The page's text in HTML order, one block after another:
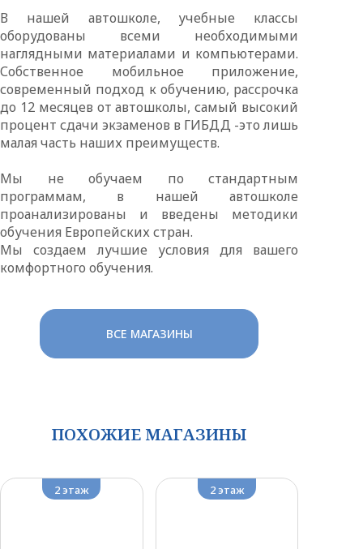
В нашей автошколе, учебные классы
оборудованы всеми необходимыми
наглядными материалами и компьютерами.
Собственное мобильное приложение,
современный подход к обучению, рассрочка
до 12 месяцев от автошколы, самый высокий
процент сдачи экзаменов в ГИБДД -это лишь
малая часть наших преимуществ.
Мы не обучаем по стандартным
программам, в нашей автошколе
проанализированы и введены методики
обучения Европейских стран.
Мы создаем лучшие условия для вашего
комфортного обучения.
ВСЕ МАГАЗИНЫ
ПОХОЖИЕ МАГАЗИНЫ
2 этаж 2 этаж